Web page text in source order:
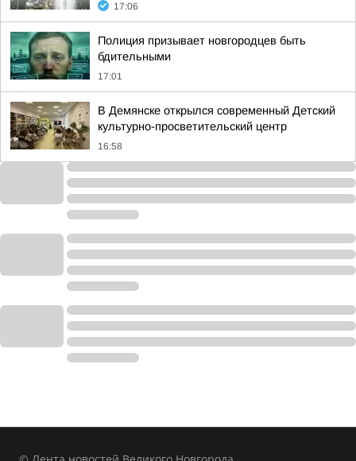
17:06
Полиция призывает новгородцев быть
бдительными
17:01
В Демянске открылся современный Детский
культурно-просветительский центр
16:58